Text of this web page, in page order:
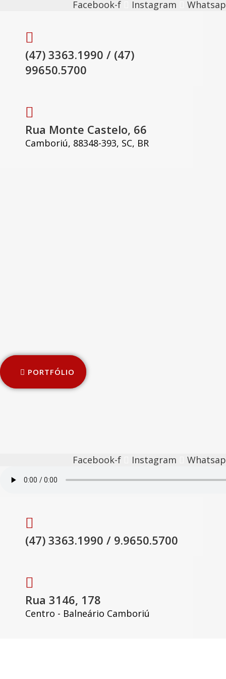
Facebook-f Instagram
(47) 3363.1990 / (47)
99650.5700
Rua Monte Castelo, 66
Camboriú, 88348-393, SC, BR
PORTFÓLIO
Facebook-f Instagram
(47) 3363.1990 / 9.9650.5700
Rua 3146, 178
Centro - Balneário Camboriú